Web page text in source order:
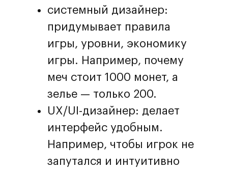
системный дизайнер:
придумывает правила
игры, уровни, экономику
игры. Например, почему
меч стоит 1000 монет, а
зелье — только 200.
UX/UI-дизайнер: делает
интерфейс удобным.
Например, чтобы игрок не
запутался и интуитивно